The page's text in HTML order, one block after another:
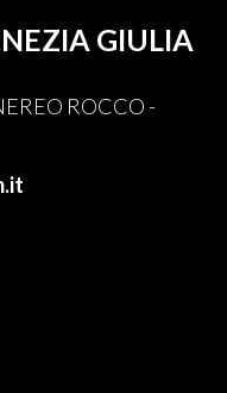
GIULIA
ROCCO -